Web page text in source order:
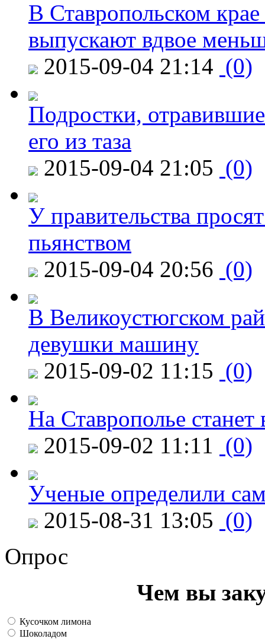
В Ставропольском
выпускают вдвое
2015-09-04 21:14 (0)
Подростки,
его из таза
2015-09-04 21:05 (0)
У правительства
пьянством
2015-09-04 20:56 (0)
В Великоустюгском
девушки машину
2015-09-02 11:15 (0)
На Ставрополье
2015-09-02 11:11 (0)
Ученые определили
2015-08-31 13:05 (0)
Опрос
Чем вы
Кусочком лимона
Шоколадом